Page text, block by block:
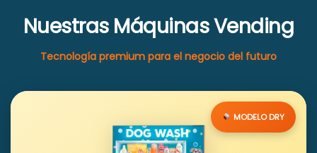
Nuestras Máquinas Vending
Tecnología premium para el negocio del futuro
MODELO DRY